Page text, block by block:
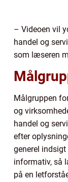
– Videoen vil
handel og
som læseren
Målgruppen
og
handel og
efter
generel
informativ, så
på en